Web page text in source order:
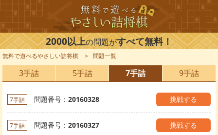
2000以上の問題がすべて無料！
無料で遊べるやさしい詰将棋 問題一覧
3手詰 5手詰 7手詰 9手詰
7手詰 問題番号： 20160328 挑戦する
7手詰 問題番号： 20160327 挑戦する